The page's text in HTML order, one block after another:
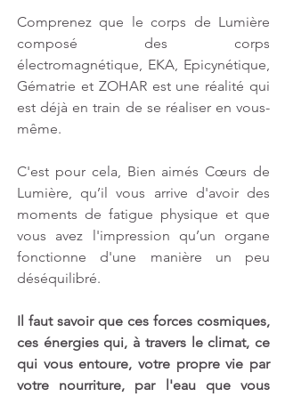
Comprenez que le corps de Lumière
composé des corps
électromagnétique, EKA, Epicynétique,
Gématrie et ZOHAR est une réalité qui
est déjà en train de se réaliser en vous-
même.
C'est pour cela, Bien aimés Cœurs de
Lumière, qu’il vous arrive d'avoir des
moments de fatigue physique et que
vous avez l'impression qu’un organe
fonctionne d'une manière un peu
déséquilibré.
Il faut savoir que ces forces cosmiques,
ces énergies qui, à travers le climat, ce
qui vous entoure, votre propre vie par
votre nourriture, par l'eau que vous